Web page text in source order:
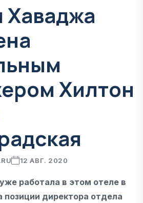
Хилтон
12 АВГ. 2020
работала в этом отеле в
позиции директора отдела